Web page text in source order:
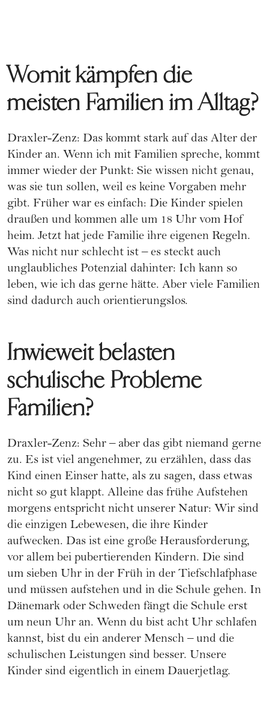
Womit kämpfen die
meisten Familien im Alltag?
Draxler-Zenz: Das kommt stark auf das Alter der
Kinder an. Wenn ich mit Familien spreche, kommt
immer wieder der Punkt: Sie wissen nicht genau,
was sie tun sollen, weil es keine Vorgaben mehr
gibt. Früher war es einfach: Die Kinder spielen
draußen und kommen alle um 18 Uhr vom Hof
heim. Jetzt hat jede Familie ihre eigenen Regeln.
Was nicht nur schlecht ist – es steckt auch
unglaubliches Potenzial dahinter: Ich kann so
leben, wie ich das gerne hätte. Aber viele Familien
sind dadurch auch orientierungslos.
Inwieweit belasten
schulische Probleme
Familien?
Draxler-Zenz: Sehr – aber das gibt niemand gerne
zu. Es ist viel angenehmer, zu erzählen, dass das
Kind einen Einser hatte, als zu sagen, dass etwas
nicht so gut klappt. Alleine das frühe Aufstehen
morgens entspricht nicht unserer Natur: Wir sind
die einzigen Lebewesen, die ihre Kinder
aufwecken. Das ist eine große Herausforderung,
vor allem bei pubertierenden Kindern. Die sind
um sieben Uhr in der Früh in der Tiefschlafphase
und müssen aufstehen und in die Schule gehen. In
Dänemark oder Schweden fängt die Schule erst
um neun Uhr an. Wenn du bist acht Uhr schlafen
kannst, bist du ein anderer Mensch – und die
schulischen Leistungen sind besser. Unsere
Kinder sind eigentlich in einem Dauerjetlag.